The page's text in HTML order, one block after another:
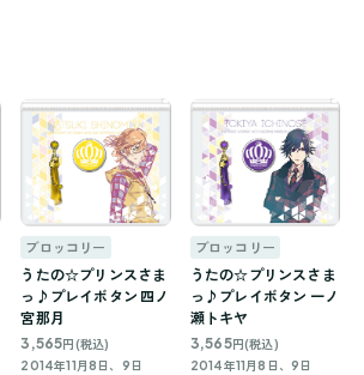
ブロッコリー
うたの☆プリンスさま
っ♪プレイボタン 四ノ
宮那月
3,565円(税込)
2014年11月8日、9日
ブロッコリー
うたの☆プリンスさま
っ♪プレイボタン 一ノ
瀬トキヤ
3,565円(税込)
2014年11月8日、9日